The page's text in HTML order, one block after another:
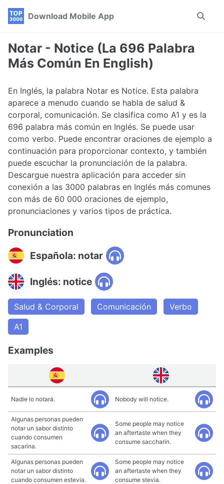
Skip
navigation
Skip
Skip
Download Mobile App
Toggle
Notar - Notice (La 696 Palabra
Más Común En English)
En Inglés, la palabra Notar es Notice. Esta palabra
aparece a menudo cuando se habla de salud &
corporal, comunicación. Se clasifica como A1 y es la
696 palabra más común en Inglés. Se puede usar
como verbo. Puede encontrar oraciones de ejemplo a
continuación para proporcionar contexto, y también
puede escuchar la pronunciación de la palabra.
Descargue nuestra aplicación para acceder sin
conexión a las 3000 palabras en Inglés más comunes
con más de 60 000 oraciones de ejemplo,
pronunciaciones y varios tipos de práctica.
Pronunciation
Española: notar
Inglés: notice
Salud & Corporal Comunicación
Verbo
A1
Examples
Nadie lo notará. Nobody will notice.
Algunas personas pueden
notar un sabor distinto
cuando consumen
sacarina.
Some people may notice
an aftertaste when they
consume saccharin.
Algunas personas pueden
notar un sabor distinto
cuando consumen estevia.
Some people may notice
an aftertaste when they
consume stevia.